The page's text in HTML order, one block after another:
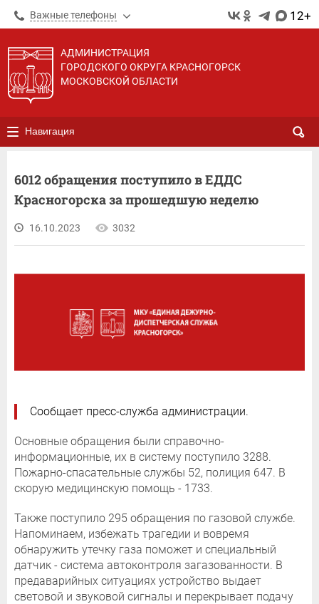
Важные телефоны 12+
АДМИНИСТРАЦИЯ
ГОРОДСКОГО ОКРУГА КРАСНОГОРСК
МОСКОВСКОЙ ОБЛАСТИ
Навигация
6012 обращения поступило в ЕДДС
Красногорска за прошедшую неделю
16.10.2023 3032
Сообщает пресс-служба администрации.
Основные обращения были справочно-
информационные, их в систему поступило 3288.
Пожарно-спасательные службы 52, полиция 647. В
скорую медицинскую помощь - 1733.
Также поступило 295 обращения по газовой службе.
Напоминаем, избежать трагедии и вовремя
обнаружить утечку газа поможет и специальный
датчик - система автоконтроля загазованности. В
предаварийных ситуациях устройство выдает
световой и звуковой сигналы и перекрывает подачу